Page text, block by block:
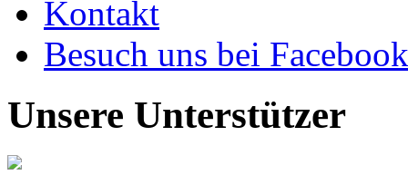
Kontakt
Besuch uns bei Facebook
Unsere Unterstützer